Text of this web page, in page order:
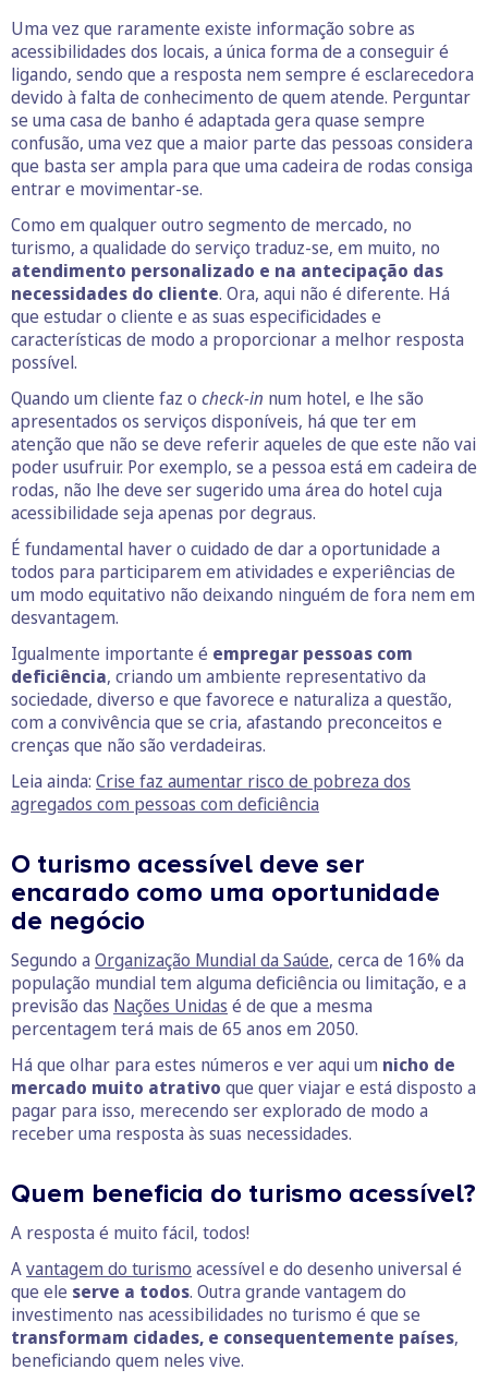
Uma vez que raramente existe informação sobre as
acessibilidades dos locais, a única forma de a conseguir é
ligando, sendo que a resposta nem sempre é esclarecedora
devido à falta de conhecimento de quem atende. Perguntar
se uma casa de banho é adaptada gera quase sempre
confusão, uma vez que a maior parte das pessoas considera
que basta ser ampla para que uma cadeira de rodas consiga
entrar e movimentar-se.
Como em qualquer outro segmento de mercado, no
turismo, a qualidade do serviço traduz-se, em muito, no
atendimento personalizado e na antecipação das
necessidades do cliente. Ora, aqui não é diferente. Há
que estudar o cliente e as suas especificidades e
características de modo a proporcionar a melhor resposta
possível.
Quando um cliente faz o check-in num hotel, e lhe são
apresentados os serviços disponíveis, há que ter em
atenção que não se deve referir aqueles de que este não vai
poder usufruir. Por exemplo, se a pessoa está em cadeira de
rodas, não lhe deve ser sugerido uma área do hotel cuja
acessibilidade seja apenas por degraus.
É fundamental haver o cuidado de dar a oportunidade a
todos para participarem em atividades e experiências de
um modo equitativo não deixando ninguém de fora nem em
desvantagem.
Igualmente importante é empregar pessoas com
deficiência, criando um ambiente representativo da
sociedade, diverso e que favorece e naturaliza a questão,
com a convivência que se cria, afastando preconceitos e
crenças que não são verdadeiras.
Leia ainda: Crise faz aumentar risco de pobreza dos
agregados com pessoas com deficiência
O turismo acessível deve ser
encarado como uma oportunidade
de negócio
Segundo a Organização Mundial da Saúde, cerca de 16% da
população mundial tem alguma deficiência ou limitação, e a
previsão das Nações Unidas é de que a mesma
percentagem terá mais de 65 anos em 2050.
Há que olhar para estes números e ver aqui um nicho de
mercado muito atrativo que quer viajar e está disposto a
pagar para isso, merecendo ser explorado de modo a
receber uma resposta às suas necessidades.
Quem beneficia do turismo acessível?
A resposta é muito fácil, todos!
Avantagem do turismo acessível e do desenho universal é
que ele serve a todos. Outra grande vantagem do
investimento nas acessibilidades no turismo é que se
transformam cidades, e consequentemente países,
beneficiando quem neles vive.